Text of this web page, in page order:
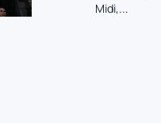
Midi,...